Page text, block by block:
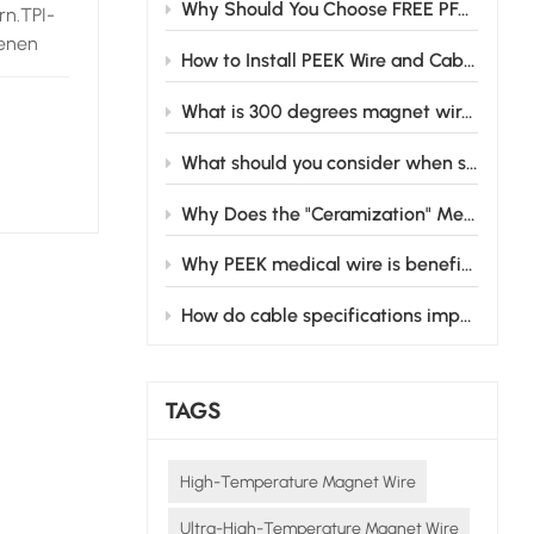
Why Should You Choose FREE PFAS CABLE for Your Business Needs?
How to Install PEEK Wire and Cable Safely in Industrial Settings
What is 300 degrees magnet wire and its main applications
What should you consider when selecting medical wire cable for your medical equipment?
Why Does the "Ceramization" Mechanism of Silicone Rubber Matter for Industrial Safety?
Why PEEK medical wire is beneficial in medical devices
How do cable specifications impact hybrid electric vehicle performance?
TAGS
High-Temperature Magnet Wire
Ultra-High-Temperature Magnet Wire